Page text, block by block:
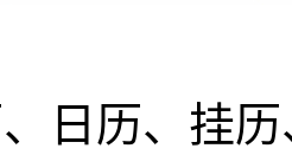
日历、挂